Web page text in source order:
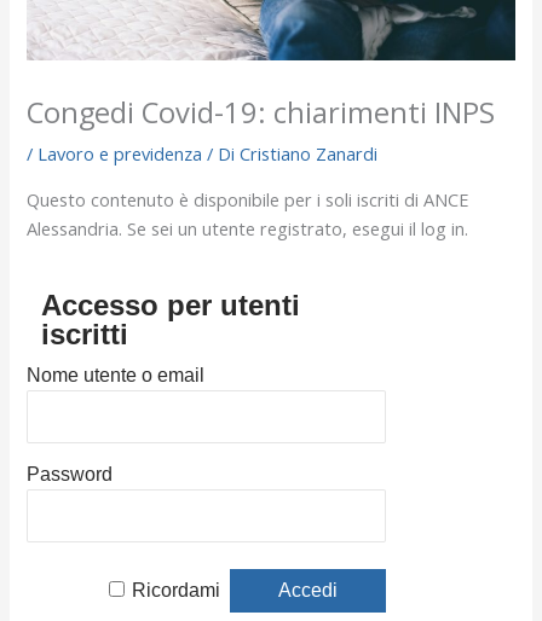
Congedi Covid-19: chiarimenti INPS
/ Lavoro e previdenza / DiCristiano Zanardi
Questo contenuto è disponibile per i soli iscriti di ANCE
Alessandria. Se sei un utente registrato, esegui il log in.
Accesso per utenti
iscritti
Nome utente o email
Password
Ricordami